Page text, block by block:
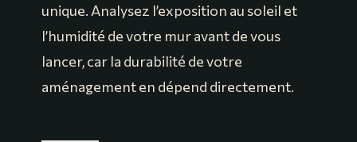
unique. Analysez l’exposition au soleil et
l’humidité de votre mur avant de vous
lancer, car la durabilité de votre
aménagement en dépend directement.